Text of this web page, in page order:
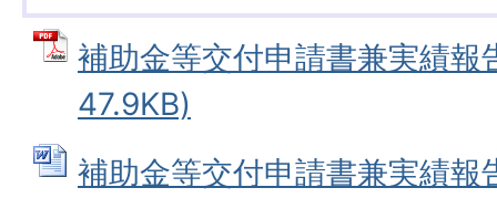
補助金等交付申請書兼実績報
47.9KB)
補助金等交付申請書兼実績